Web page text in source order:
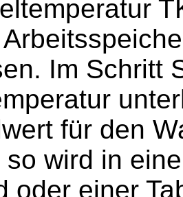
Im Schritt
für den
wird in
oder einer